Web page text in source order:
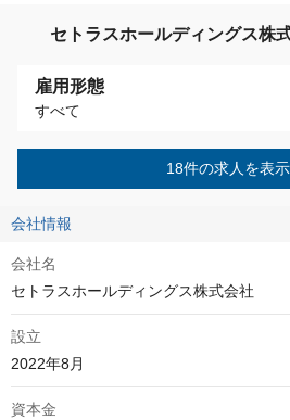
セトラスホールディングス株
雇用形態
すべて
18件の求人を表
会社情報
会社名
セトラスホールディングス株式会社
設立
2022年8月
資本金